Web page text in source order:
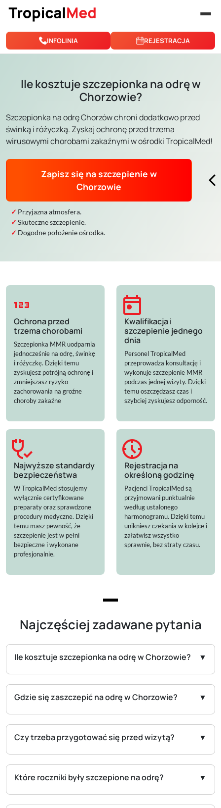
Przejdź do treści
INFOLINIA REJESTRACJA
Ile kosztuje szczepionka na odrę w
Chorzowie?
Szczepionka na odrę Chorzów chroni dodatkowo przed
świnką i różyczką. Zyskaj ochronę przed trzema
wirusowymi chorobami zakaźnymi w ośrodki TropicalMed!
Zapisz się na szczepienie w
Chorzowie
Przyjazna atmosfera.
Skuteczne szczepienie.
Dogodne położenie ośrodka.
123
Ochrona przed
trzema chorobami
Szczepionka MMR uodparnia
jednocześnie na odrę, świnkę
i różyczkę. Dzięki temu
zyskujesz potrójną ochronę i
zmniejszasz ryzyko
zachorowania na groźne
choroby zakaźne
today
Kwalifikacja i
szczepienie jednego
dnia
Personel TropicalMed
przeprowadza konsultację i
wykonuje szczepienie MMR
podczas jednej wizyty. Dzięki
temu oszczędzasz czas i
szybciej zyskujesz odporność.
stethoscope_check
Najwyższe standardy
bezpieczeństwa
W TropicalMed stosujemy
wyłącznie certyfikowane
preparaty oraz sprawdzone
procedury medyczne. Dzięki
temu masz pewność, że
szczepienie jest w pełni
bezpieczne i wykonane
profesjonalnie.
nest_clock_farsight_analog
Rejestracja na
określoną godzinę
Pacjenci TropicalMed są
przyjmowani punktualnie
według ustalonego
harmonogramu. Dzięki temu
unikniesz czekania w kolejce i
załatwisz wszystko
sprawnie, bez straty czasu.
Najczęściej zadawane pytania
Ile kosztuje szczepionka na odrę w Chorzowie?
Gdzie się zaszczepić na odrę w Chorzowie?
Czy trzeba przygotować się przed wizytą?
Które roczniki były szczepione na odrę?